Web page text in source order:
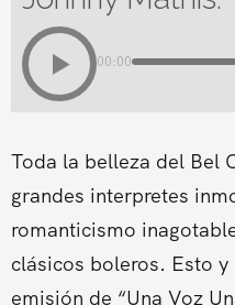
00:00
Toda la belleza del Bel
grandes interpretes
romanticismo
clásicos boleros. Esto
emisión de “Una Voz